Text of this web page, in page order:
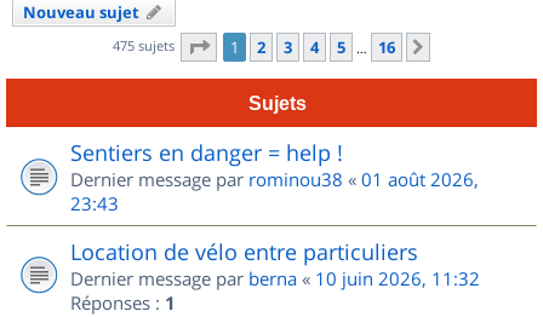
Nouveau sujet
475 sujets Page 1sur
1 2 3 4 5 … 16
Sujets
Sentiers en danger = help !
Dernier message par rominou38 « 01 août 2026,
23:43
Location de vélo entre particuliers
Dernier message par berna « 10 juin 2026, 11:32
Réponses : 1